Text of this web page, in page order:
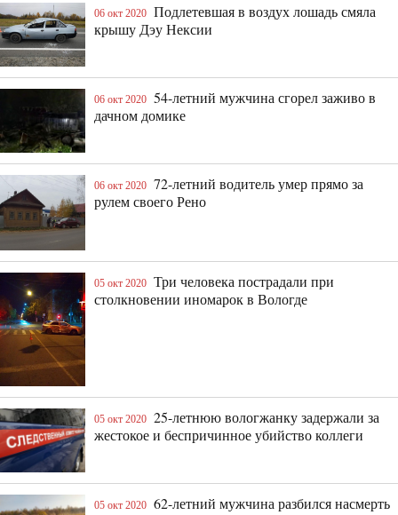
06 окт 2020 Подлетевшая в воздух лошадь смяла
крышу Дэу Нексии
06 окт 2020 54-летний мужчина сгорел заживо в
дачном домике
06 окт 2020 72-летний водитель умер прямо за
рулем своего Рено
05 окт 2020 Три человека пострадали при
столкновении иномарок в Вологде
05 окт 2020 25-летнюю вологжанку задержали за
жестокое и беспричинное убийство коллеги
05 окт 2020 62-летний мужчина разбился насмерть